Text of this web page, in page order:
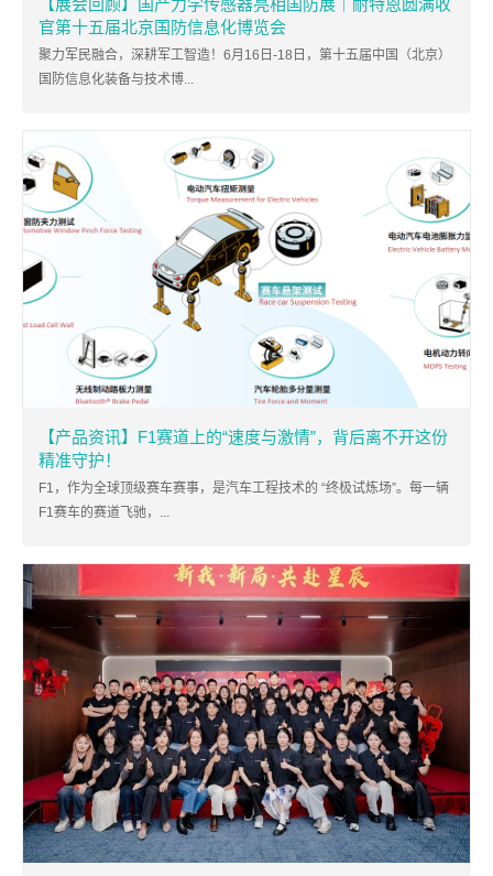
官第十五届北京国防信息化博览会
聚力军民融合，深耕军工智造！6月16日-18日，第十五届中国（北京）
国防信息化装备与技术博...
【产品资讯】F1赛道上的“速度与激情”，背后离不开这份
精准守护！
F1，作为全球顶级赛车赛事，是汽车工程技术的 “终极试炼场”。每一辆
F1赛车的赛道飞驰，...